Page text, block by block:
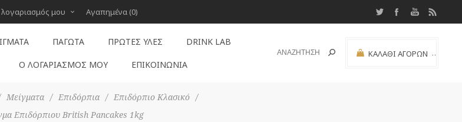
μου Αγαπημένα (0)
ΚΑΛΆΘΙ ΑΓΟΡΏΝ (0)
ΠΑΓΩΤΆ ΠΡΏΤΕΣ ΎΛΕΣ DRINK LAB
Ο ΛΟΓΑΡΙΑΣΜΌΣ ΜΟΥ ΕΠΙΚΟΙΝΩΝΊΑ
Μείγματα / Επιδόρπια / Επιδόρπιο Κλασικό
/
Επιδόρπιου British Pancakes 1kg